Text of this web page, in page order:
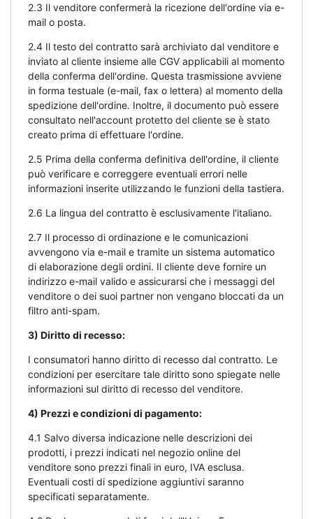
2.3 Il venditore confermerà la ricezione dell'ordine via e-
mail o posta.
2.4 Il testo del contratto sarà archiviato dal venditore e
inviato al cliente insieme alle CGV applicabili al momento
della conferma dell'ordine. Questa trasmissione avviene
in forma testuale (e-mail, fax o lettera) al momento della
spedizione dell'ordine. Inoltre, il documento può essere
consultato nell'account protetto del cliente se è stato
creato prima di effettuare l'ordine.
2.5 Prima della conferma definitiva dell'ordine, il cliente
può verificare e correggere eventuali errori nelle
informazioni inserite utilizzando le funzioni della tastiera.
2.6 La lingua del contratto è esclusivamente l'italiano.
2.7 Il processo di ordinazione e le comunicazioni
avvengono via e-mail e tramite un sistema automatico
di elaborazione degli ordini. Il cliente deve fornire un
indirizzo e-mail valido e assicurarsi che i messaggi del
venditore o dei suoi partner non vengano bloccati da un
filtro anti-spam.
3) Diritto di recesso:
I consumatori hanno diritto di recesso dal contratto. Le
condizioni per esercitare tale diritto sono spiegate nelle
informazioni sul diritto di recesso del venditore.
4) Prezzi e condizioni di pagamento:
4.1 Salvo diversa indicazione nelle descrizioni dei
prodotti, i prezzi indicati nel negozio online del
venditore sono prezzi finali in euro, IVA esclusa.
Eventuali costi di spedizione aggiuntivi saranno
specificati separatamente.